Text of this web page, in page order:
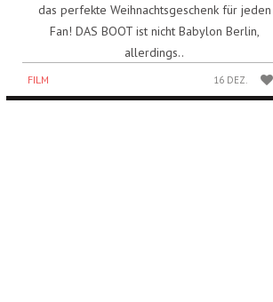
das perfekte Weihnachtsgeschenk für jeden
Fan! DAS BOOT ist nicht Babylon Berlin,
allerdings..
FILM 16 DEZ.